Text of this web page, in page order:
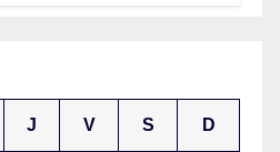
J V S D